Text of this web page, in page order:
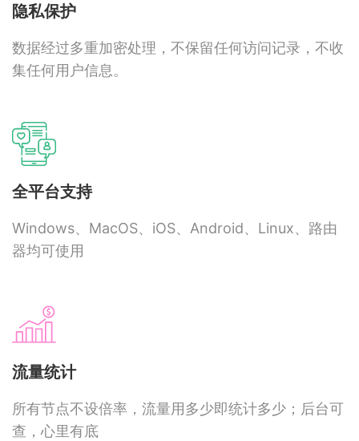
隐私保护
数据经过多重加密处理，不保留任何访问记录，不收
集任何用户信息。
全平台支持
Windows、MacOS、iOS、Android、Linux、路由
器均可使用
流量统计
所有节点不设倍率，流量用多少即统计多少；后台可
查，心里有底